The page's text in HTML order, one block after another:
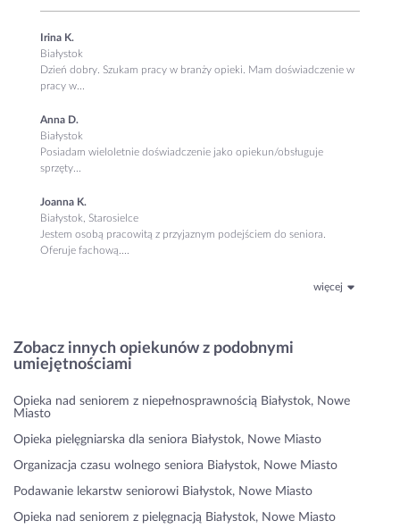
Irina K.
Białystok
Dzień dobry. Szukam pracy w branży opieki. Mam doświadczenie w
pracy w...
Anna D.
Białystok
Posiadam wieloletnie doświadczenie jako opiekun/obsługuje
sprzęty...
Joanna K.
Białystok, Starosielce
Jestem osobą pracowitą z przyjaznym podejściem do seniora.
Oferuje fachową....
więcej
Zobacz innych opiekunów z podobnymi
umiejętnościami
Opieka nad seniorem z niepełnosprawnością Białystok, Nowe
Miasto
Opieka pielęgniarska dla seniora Białystok, Nowe Miasto
Organizacja czasu wolnego seniora Białystok, Nowe Miasto
Podawanie lekarstw seniorowi Białystok, Nowe Miasto
Opieka nad seniorem z pielęgnacją Białystok, Nowe Miasto